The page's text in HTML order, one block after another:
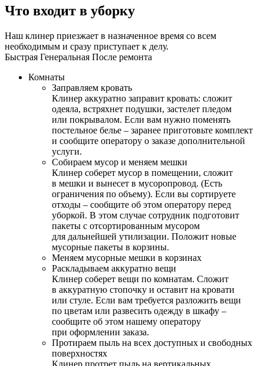
Что входит в уборку
Наш клинер приезжает в назначенное время со всем
необходимым и сразу приступает к делу.
Быстрая Генеральная После ремонта
Комнаты
Заправляем кровать
Клинер аккуратно заправит кровать: сложит
одеяла, встряхнет подушки, застелет пледом
или покрывалом. Если вам нужно поменять
постельное белье – заранее приготовьте комплект
и сообщите оператору о заказе дополнительной
услуги.
Собираем мусор и меняем мешки
Клинер соберет мусор в помещении, сложит
в мешки и вынесет в мусоропровод. (Есть
ограничения по объему). Если вы сортируете
отходы – сообщите об этом оператору перед
уборкой. В этом случае сотрудник подготовит
пакеты с отсортированным мусором
для дальнейшей утилизации. Положит новые
мусорные пакеты в корзины.
Меняем мусорные мешки в корзинах
Раскладываем аккуратно вещи
Клинер соберет вещи по комнатам. Сложит
в аккуратную стопочку и оставит на кровати
или стуле. Если вам требуется разложить вещи
по цветам или развесить одежду в шкафу –
сообщите об этом нашему оператору
при оформлении заказа.
Протираем пыль на всех доступных и свободных
поверхностях
Клинер протрет пыль на вертикальных